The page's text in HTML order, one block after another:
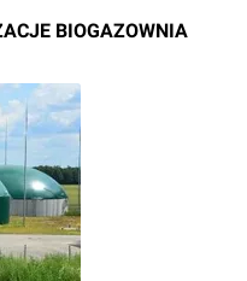
BIOGAZOWNIA